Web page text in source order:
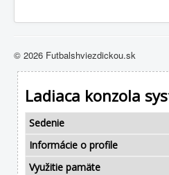
© 2026 Futbalshviezdickou.sk
Ladiaca konzola
Sedenie
Informácie o profile
Využitie pamäte